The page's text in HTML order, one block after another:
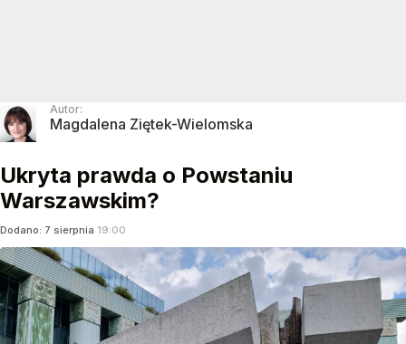
Autor:
Magdalena Ziętek-Wielomska
Ukryta prawda o Powstaniu
Warszawskim?
Dodano: 7 sierpnia 19:00